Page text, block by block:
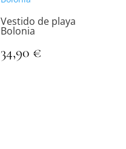
Vestido de playa
Bolonia
34,90 €